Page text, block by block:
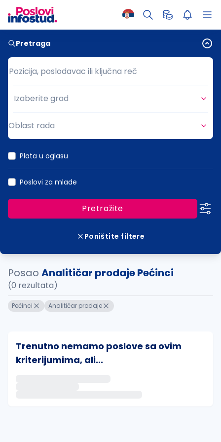
Pretraga
Pozicija, poslodavac ili ključna reč
Pozicija, poslodavac ili ključna reč
Grad
Izaberite grad
Oblast rada
Plata u oglasu
Poslovi za mlade
Pretražite
Poništite filtere
Posao Analitičar prodaje Pećinci
(0 rezultata)
Pećinci Analitičar prodaje
Trenutno nemamo poslove sa ovim
kriterijumima, ali...